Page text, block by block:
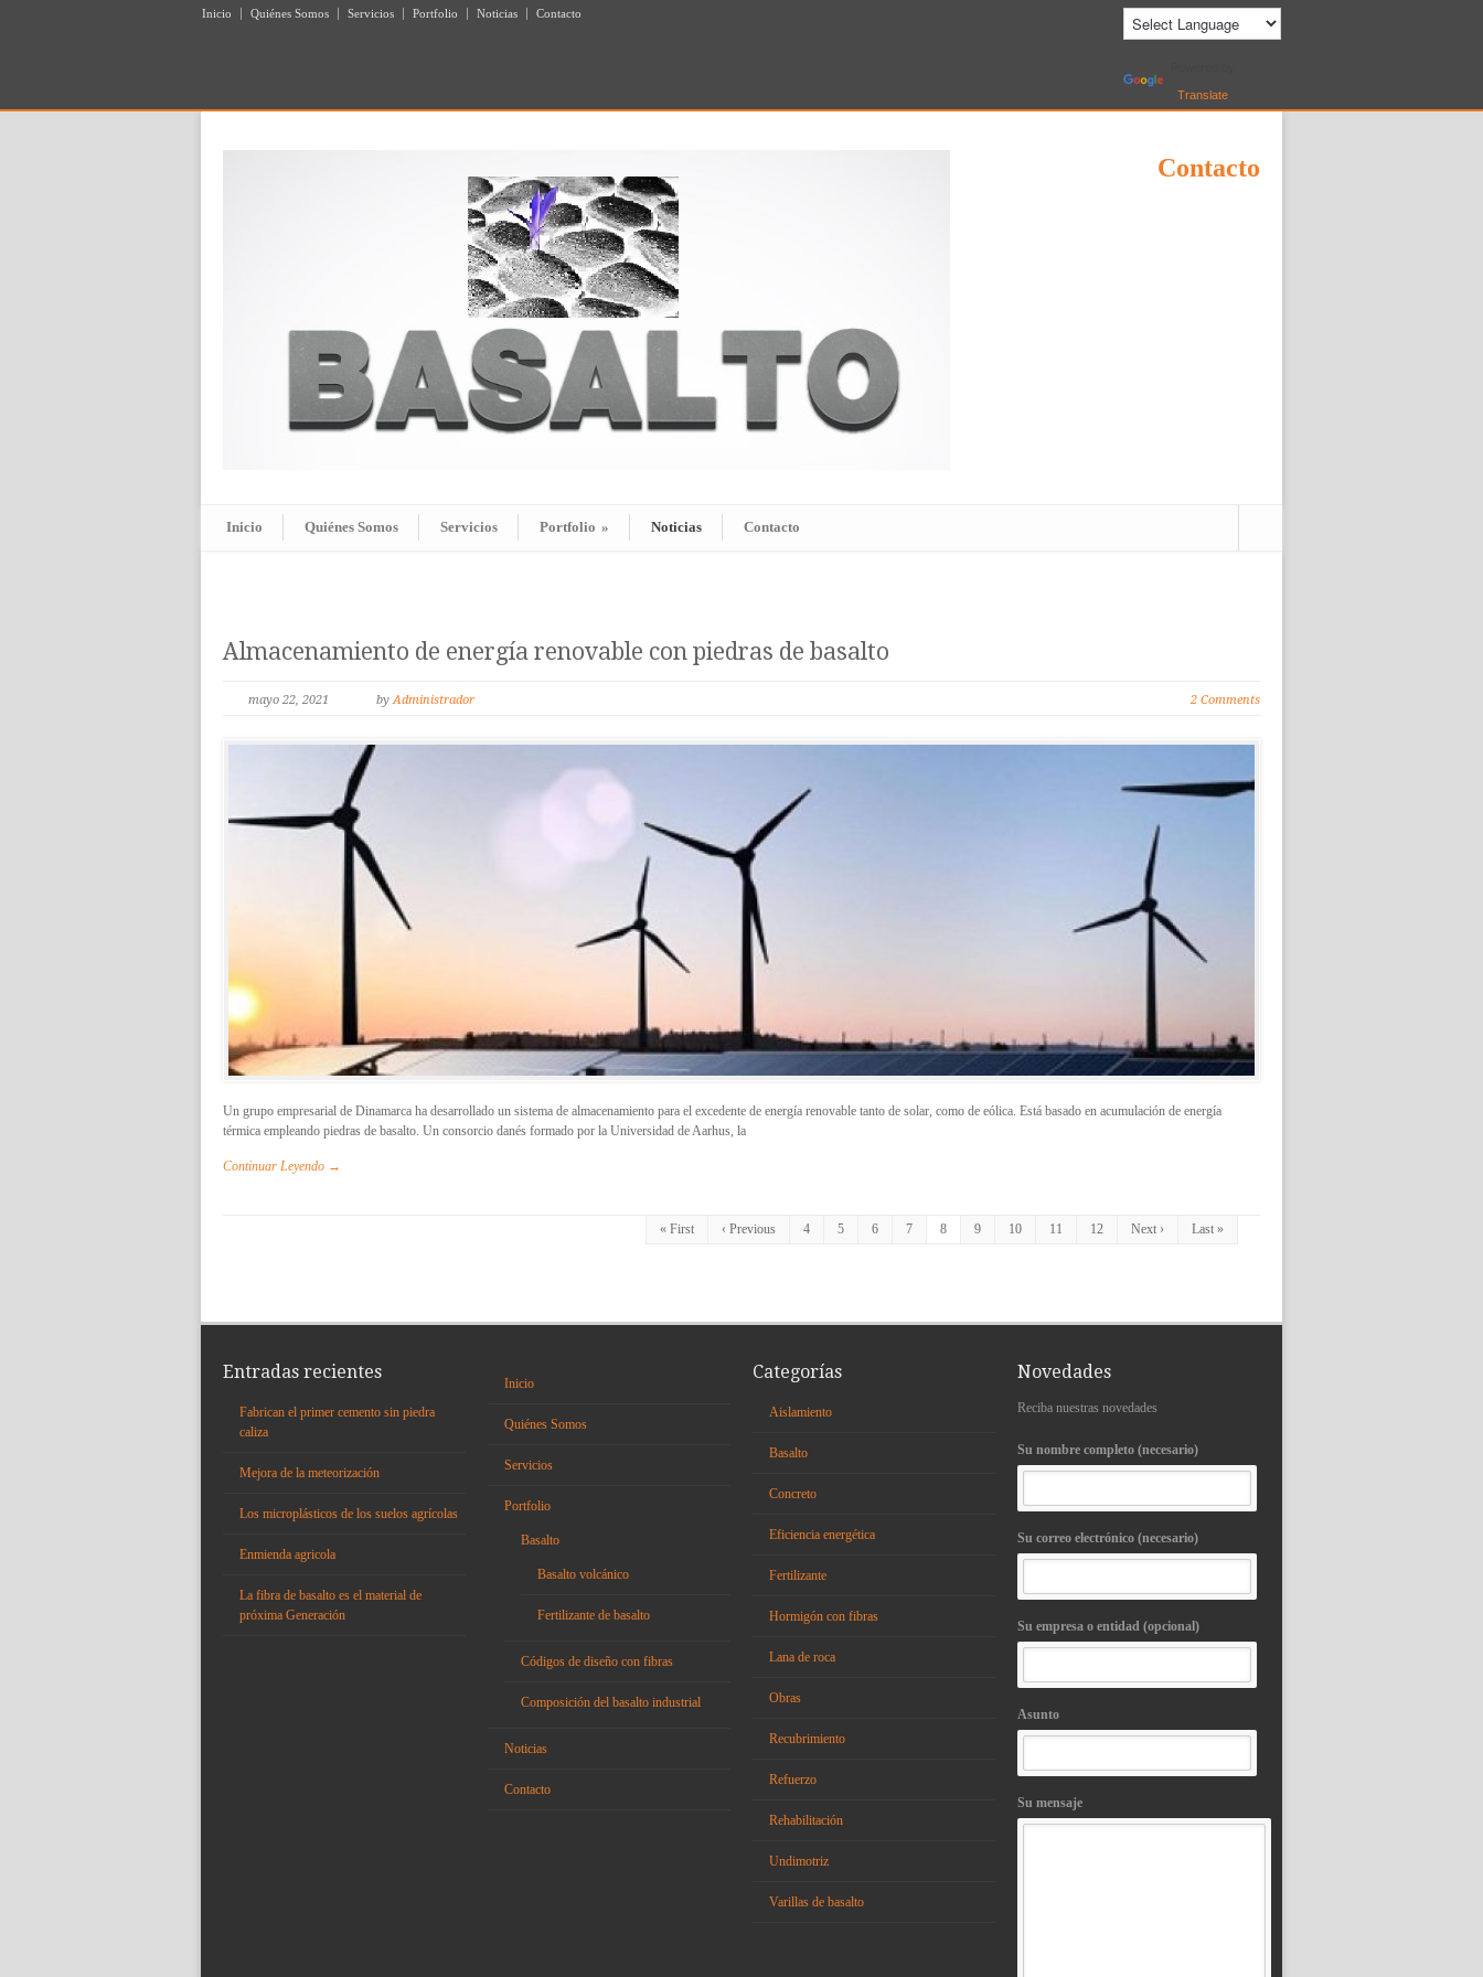
Inicio Quiénes Somos Servicios Portfolio Noticias Contacto
Translate
Contacto
Inicio Quiénes Somos Servicios Portfolio » Noticias Contacto
Almacenamiento de energía renovable con piedras de basalto
mayo 22, 2021 byAdministrador 2 Comments
Un grupo empresarial de Dinamarca ha desarrollado un sistema de almacenamiento para el excedente de energía renovable tanto de solar, como de eólica. Está basado en acumulación de energía
térmica empleando piedras de basalto. Un consorcio danés formado por la Universidad de Aarhus, la
Continuar Leyendo →
« First ‹ Previous 4 5 6 7 8 9 10 11 12 Next › Last »
Entradas recientes
Fabrican el primer cemento sin piedra
caliza
Mejora de la meteorización
Los microplásticos de los suelos agrícolas
Enmienda agricola
La fibra de basalto es el material de
próxima Generación
Inicio
Quiénes Somos
Servicios
Portfolio
Basalto
Basalto volcánico
Fertilizante de basalto
Códigos de diseño con fibras
Composición del basalto industrial
Noticias
Contacto
Categorías
Aislamiento
Basalto
Concreto
Eficiencia energética
Fertilizante
Hormigón con fibras
Lana de roca
Obras
Recubrimiento
Refuerzo
Rehabilitación
Undimotriz
Varillas de basalto
Novedades
Reciba nuestras novedades
Su nombre completo (necesario)
Su correo electrónico (necesario)
Su empresa o entidad (opcional)
Asunto
Su mensaje